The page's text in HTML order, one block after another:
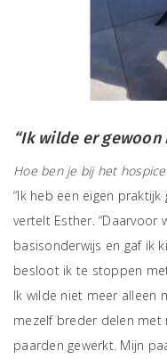
“Ik wilde er
Hoe ben je bij het
“Ik heb een eigen
vertelt Esther. “Daarvoor
basisonderwijs en gaf ik
besloot ik te stoppen
Ik wilde niet meer alleen
mezelf breder delen met
paarden gewerkt. Mijn